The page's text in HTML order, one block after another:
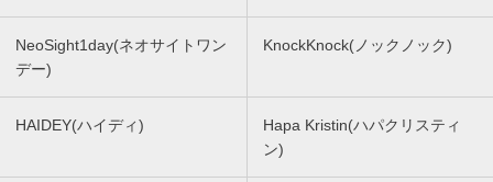
NeoSight1day(ネオサイトワン
デー)
KnockKnock(ノックノック)
HAIDEY(ハイディ)
Hapa Kristin(ハパクリスティ
ン)